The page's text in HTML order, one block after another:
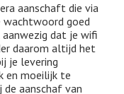
aanschaft die via
goed
aanwezig dat je wifi
daarom altijd het
je levering
en moeilijk te
aanschaf van